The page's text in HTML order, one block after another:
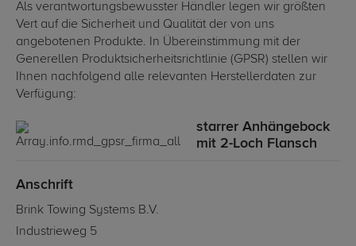
Als verantwortungsbewusster Händler legen wir größten
Vert auf die Sicherheit und Qualität der von uns
angebotenen Produkte. In Übereinstimmung mit der
Generellen Produktsicherheitsrichtlinie (GPSR) stellen wir
Ihnen nachfolgend alle relevanten Herstellerdaten zur
Verfügung:
starrer Anhängebock
mit 2-Loch Flansch
Anschrift
Brink Towing Systems B.V.
Industrieweg 5